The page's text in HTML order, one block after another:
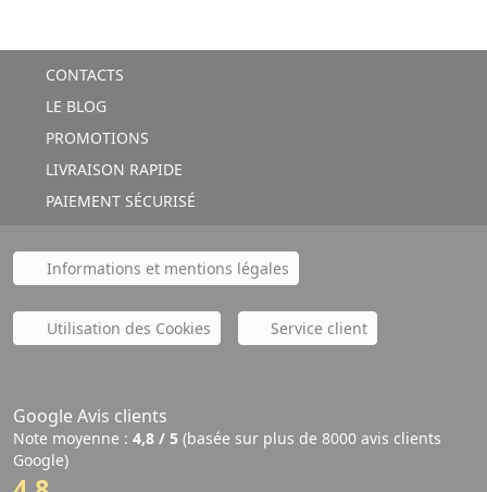
CONTACTS
LE BLOG
PROMOTIONS
LIVRAISON RAPIDE
PAIEMENT SÉCURISÉ
Informations et mentions légales
Utilisation des Cookies Service client
Google Avis clients
Note moyenne : 4,8 / 5 (basée sur plus de 8000 avis clients
Google)